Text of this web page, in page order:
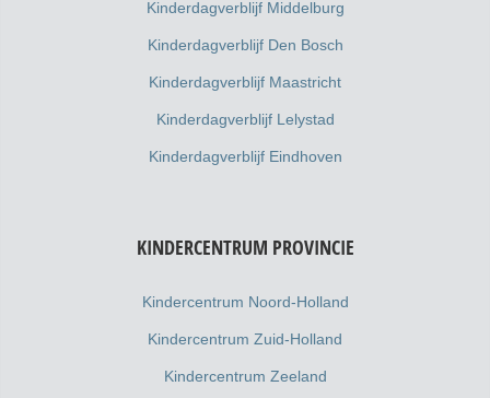
Kinderdagverblijf Middelburg
Kinderdagverblijf Den Bosch
Kinderdagverblijf Maastricht
Kinderdagverblijf Lelystad
Kinderdagverblijf Eindhoven
KINDERCENTRUM PROVINCIE
Kindercentrum Noord-Holland
Kindercentrum Zuid-Holland
Kindercentrum Zeeland